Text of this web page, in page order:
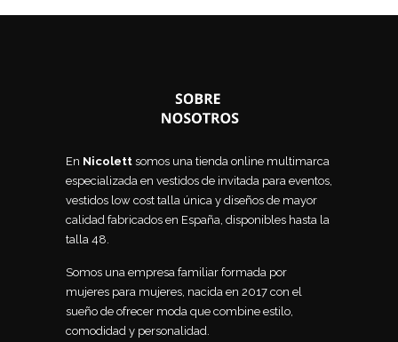
En Nicolett somos una tienda online multimarca
especializada en vestidos de invitada para eventos,
vestidos low cost talla única y diseños de mayor
calidad fabricados en España, disponibles hasta la
talla 48.
Somos una empresa familiar formada por
mujeres para mujeres, nacida en 2017 con el
sueño de ofrecer moda que combine estilo,
comodidad y personalidad.